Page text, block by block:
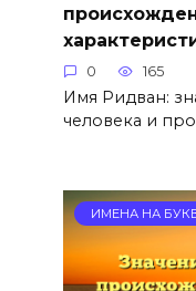
0 165
Имя Ридван:
человека и
ИМЕНА НА